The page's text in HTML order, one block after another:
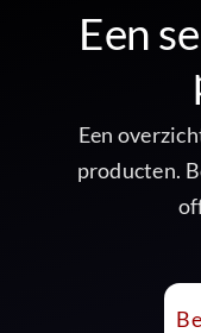
Een
Een
producten.